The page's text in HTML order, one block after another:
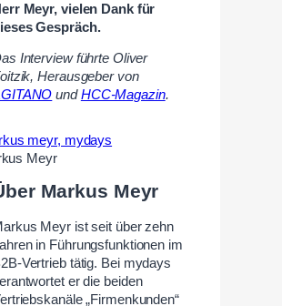
Meyr, vielen Dank für
Gespräch.
Interview führte Oliver
Herausgeber von
undHCC-Magazin.
Meyr
Markus Meyr
Meyr ist seit über zehn
in Führungsfunktionen im
Vertrieb tätig. Bei mydays
er die beiden
„Firmenkunden“